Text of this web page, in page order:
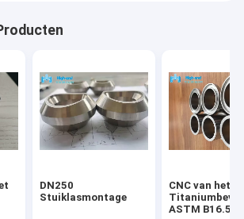
DN250
Stuiklasmontage
CNC van het
ASTM B16.5